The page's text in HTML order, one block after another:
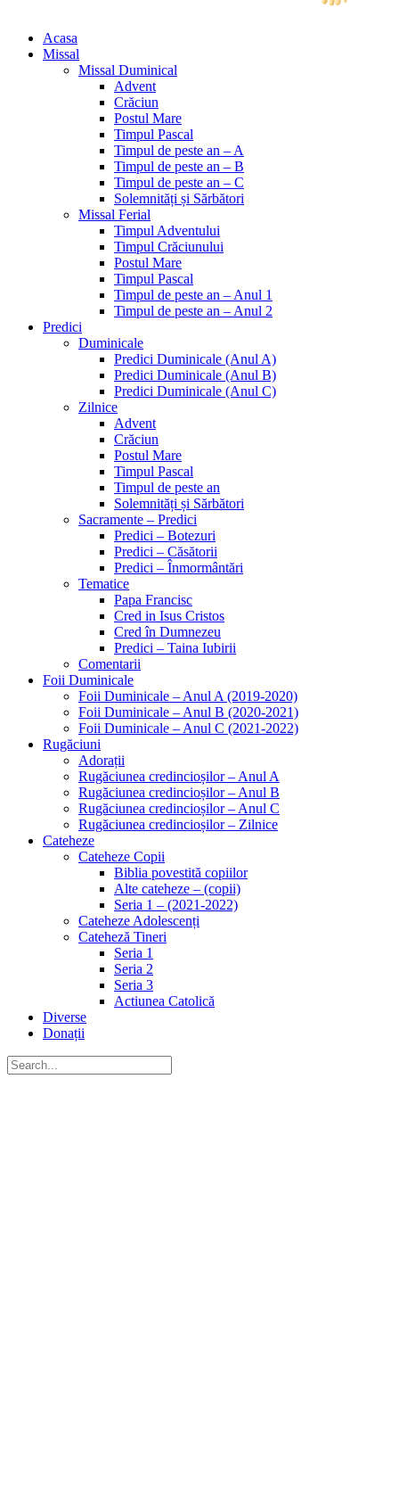
Acasa
Missal
Missal Duminical
Advent
Crăciun
Postul Mare
Timpul Pascal
Timpul de peste an – A
Timpul de peste an – B
Timpul de peste an – C
Solemnități și Sărbători
Missal Ferial
Timpul Adventului
Timpul Crăciunului
Postul Mare
Timpul Pascal
Timpul de peste an – Anul 1
Timpul de peste an – Anul 2
Predici
Duminicale
Predici Duminicale (Anul A)
Predici Duminicale (Anul B)
Predici Duminicale (Anul C)
Zilnice
Advent
Crăciun
Postul Mare
Timpul Pascal
Timpul de peste an
Solemnități și Sărbători
Sacramente – Predici
Predici – Botezuri
Predici – Căsătorii
Predici – Înmormântări
Tematice
Papa Francisc
Cred in Isus Cristos
Cred în Dumnezeu
Predici – Taina Iubirii
Comentarii
Foii Duminicale
Foii Duminicale – Anul A (2019-2020)
Foii Duminicale – Anul B (2020-2021)
Foii Duminicale – Anul C (2021-2022)
Rugăciuni
Adorații
Rugăciunea credincioșilor – Anul A
Rugăciunea credincioșilor – Anul B
Rugăciunea credincioșilor – Anul C
Rugăciunea credincioșilor – Zilnice
Cateheze
Cateheze Copii
Biblia povestită copiilor
Alte cateheze – (copii)
Seria 1 – (2021-2022)
Cateheze Adolescenți
Cateheză Tineri
Seria 1
Seria 2
Seria 3
Actiunea Catolică
Diverse
Donații